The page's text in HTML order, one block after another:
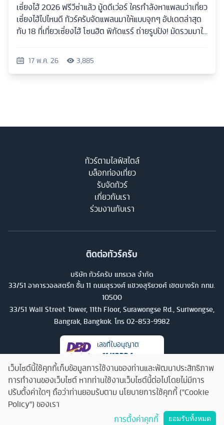
เซี่ยงไฮ้ 2026 ฟรีวีซ่าแล้ว มู้ดดีเว่อร์ ใครกำลังหาแพลนว่าเที่ยว
เซี่ยงไฮ้ไปไหนดี ทัวร์ครับจัดแพลนมาให้แบบจุกๆ อัปเดตล่าสุด
กับ 18 ที่เที่ยวเซี่ยงไฮ้ โซนฮิต พิกัดแรร์ ถ่ายรูปปัง! มัดรวมมาให้
17 พ.ค. 26 3,885
ทัวร์ตามไลฟ์สไตล์
บล็อกท่องเที่ยว
รับจัดทัวร์
เกี่ยวกับเรา
ร่วมงานกับเรา
ติดต่อทัวร์ครับ
บริษัท ทัวร์ครับ แทรเวล จำกัด
33/51 อาคารวอลสตรีท ชั้น 11 ถนนสุรวงศ์ แขวงสุริยวงศ์ เขตบางรัก กทม.
10500
33/51 Wall Street Tower, 11th Floor, Surawongse Rd., Suriwongse,
Bangrak, Bangkok. โทร 02-853-9982
เลขที่ใบอนุญาต
11/13224
คุยกับทัวร์ครับ
เว็บไซต์นี้ใช้คุกกี้เก็บข้อมูลการใช้งานของท่านและพัฒนาประสิทธิภาพ
การทำงานของเว็บไซต์ หากท่านใช้งานเว็บไซต์นี้ต่อไปโดยไม่มีการ
ปรับตั้งค่าใดๆ ถือว่าท่านยอมรับตาม นโยบายการใช้คุกกี้ ("Cookie
Policy") ของเรา
การตั้งค่าคุกกี้
ยอมรับทั้งหมด